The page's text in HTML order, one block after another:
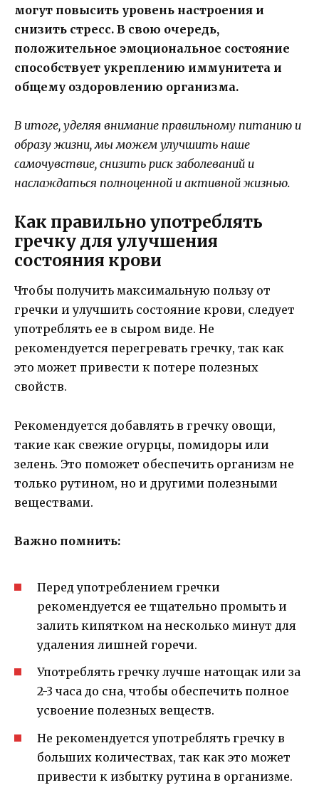
могут повысить уровень настроения и
снизить стресс. В свою очередь,
положительное эмоциональное состояние
способствует укреплению иммунитета и
общему оздоровлению организма.
В итоге, уделяя внимание правильному питанию и
образу жизни, мы можем улучшить наше
самочувствие, снизить риск заболеваний и
наслаждаться полноценной и активной жизнью.
Как правильно употреблять
гречку для улучшения
состояния крови
Чтобы получить максимальную пользу от
гречки и улучшить состояние крови, следует
употреблять ее в сыром виде. Не
рекомендуется перегревать гречку, так как
это может привести к потере полезных
свойств.
Рекомендуется добавлять в гречку овощи,
такие как свежие огурцы, помидоры или
зелень. Это поможет обеспечить организм не
только рутином, но и другими полезными
веществами.
Важно помнить:
Перед употреблением гречки
рекомендуется ее тщательно промыть и
залить кипятком на несколько минут для
удаления лишней горечи.
Употреблять гречку лучше натощак или за
2-3 часа до сна, чтобы обеспечить полное
усвоение полезных веществ.
Не рекомендуется употреблять гречку в
больших количествах, так как это может
привести к избытку рутинa в организме.